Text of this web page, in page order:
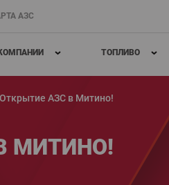
АЗС
ТОПЛИВО
Открытие АЗС в Митино!
МИТИНО!